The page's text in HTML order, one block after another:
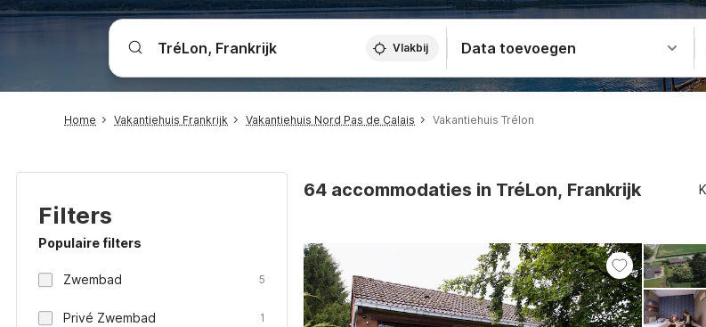
Vlakbij Data toevoegen
Home Vakantiehuis Frankrijk Vakantiehuis Nord Pas de Calais Vakantiehuis Trélon
Filters
Populaire filters
Zwembad 5
Privé Zwembad 1
64 accommodaties in TréLon, Frankrijk